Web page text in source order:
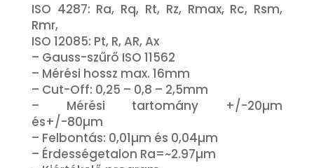
ISO 4287: Ra, Rq, Rt, Rz, Rmax, Rc, Rsm,
Rmr,
ISO 12085: Pt, R, AR, Ax
– Gauss-szűrő ISO 11562
– Mérési hossz max. 16mm
– Cut-Off: 0,25 – 0,8 – 2,5mm
– Mérési tartomány +/-20µm
és+/-80µm
– Felbontás: 0,01µm és 0,04µm
– Érdességetalon Ra=~2.97µm